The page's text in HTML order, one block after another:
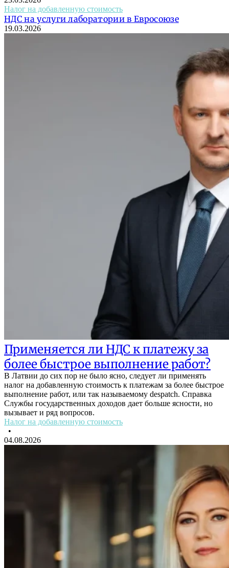
Налог на добавленную стоимость
НДС на услуги лаборатории в Евросоюзе
19.03.2026
Применяется ли НДС к платежу за
более быстрое выполнение работ?
В Латвии до сих пор не было ясно, следует ли применять
налог на добавленную стоимость к платежам за более быстрое
выполнение работ, или так называемому despatch. Справка
Службы государственных доходов дает больше ясности, но
вызывает и ряд вопросов.
Налог на добавленную стоимость
•
04.08.2026